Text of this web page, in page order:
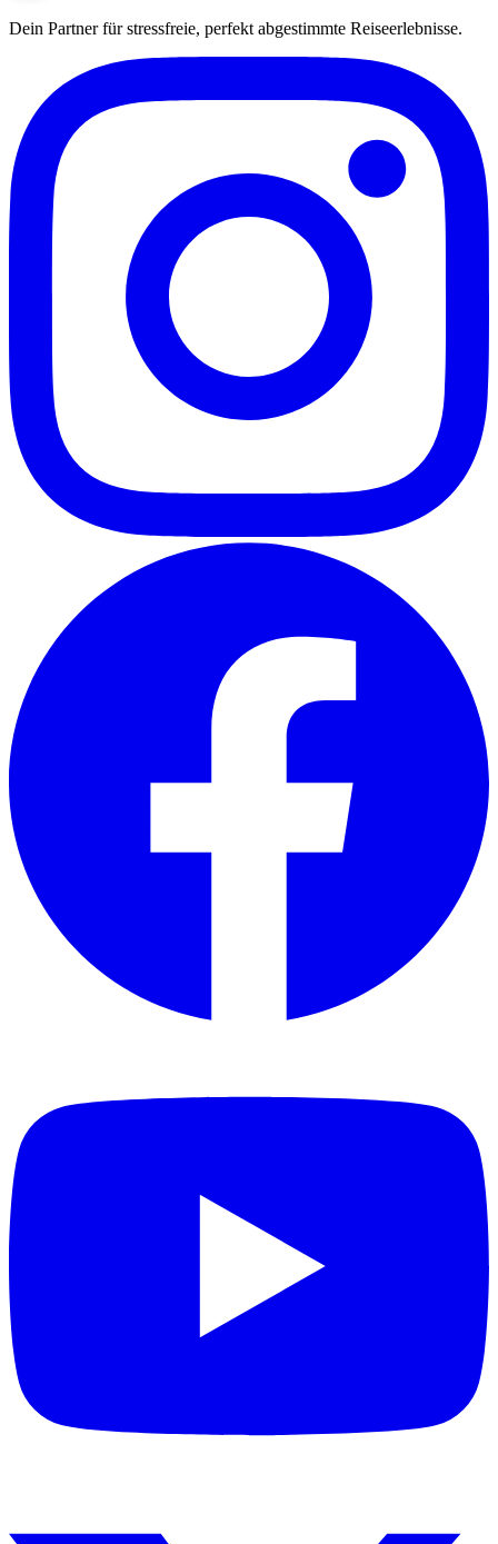
Dein Partner für stressfreie, perfekt abgestimmte Reiseerlebnisse.